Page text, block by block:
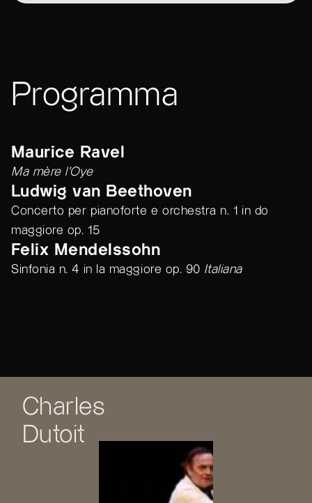
Programma
Maurice Ravel
Ma mère l'Oye
Ludwig van Beethoven
Concerto per pianoforte e orchestra n. 1 in do
maggiore op. 15
Felix Mendelssohn
Sinfonia n. 4 in la maggiore op. 90 Italiana
Charles
Dutoit